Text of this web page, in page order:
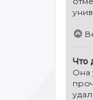
Что
Она